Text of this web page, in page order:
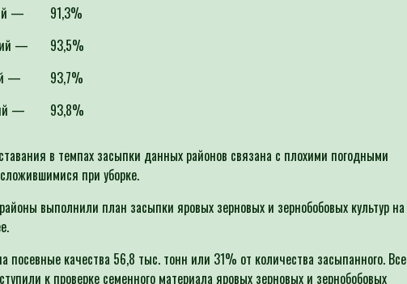
—
91,3%
—
93,5%
—
93,7%
—
93,8%
в темпах засыпки данных районов связана с плохими погодными
при уборке.
выполнили план засыпки яровых зерновых и зернобобовых культур на
посевные качества 56,8 тыс. тонн или 31% от количества засыпанного. Все
к проверке семенного материала яровых зерновых и зернобобовых